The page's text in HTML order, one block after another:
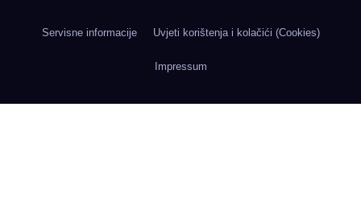
Servisne informacije Uvjeti korištenja i kolačići (Cookies)
Impressum